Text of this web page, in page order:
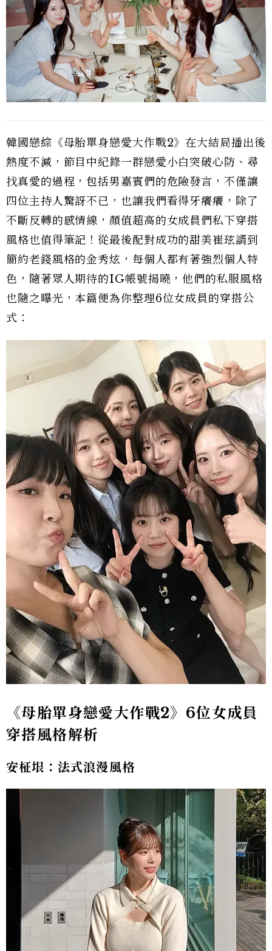
韓國戀綜《母胎單身戀愛大作戰2》在大結局播出後
熱度不減，節目中紀錄一群戀愛小白突破心防、尋
找真愛的過程，包括男嘉賓們的危險發言，不僅讓
四位主持人驚訝不已，也讓我們看得牙癢癢，除了
不斷反轉的感情線，顏值超高的女成員們私下穿搭
風格也值得筆記！從最後配對成功的甜美崔玹諝到
簡約老錢風格的金秀炫，每個人都有著強烈個人特
色，隨著眾人期待的IG帳號揭曉，他們的私服風格
也隨之曝光，本篇便為你整理6位女成員的穿搭公
式：
《母胎單身戀愛大作戰2》6位女成員
穿搭風格解析
安柾垠：法式浪漫風格